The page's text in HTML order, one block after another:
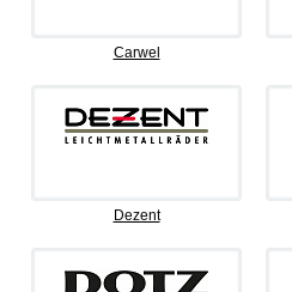
Carwel
Dezent